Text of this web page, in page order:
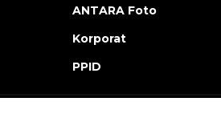
ANTARA Foto
Korporat
PPID